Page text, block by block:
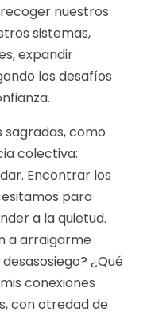
nuestros
sistemas,
expandir
los desafíos
sagradas, como
colectiva:
Encontrar los
para
a la quietud.
a arraigarme
¿Qué
conexiones
con otredad de